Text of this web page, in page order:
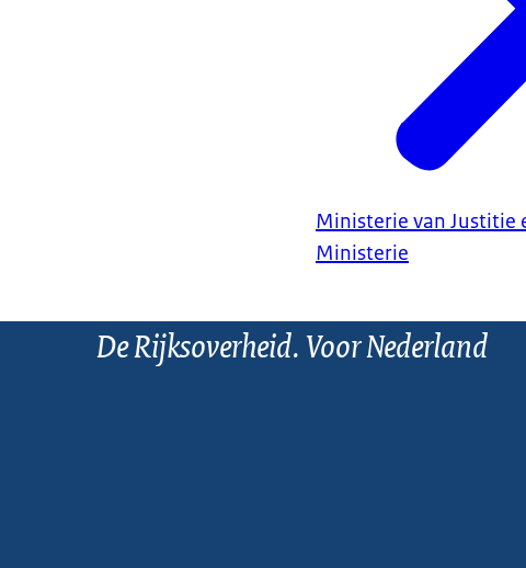
Ministerie van Justitie
Ministerie
De Rijksoverheid. Voor Nederland